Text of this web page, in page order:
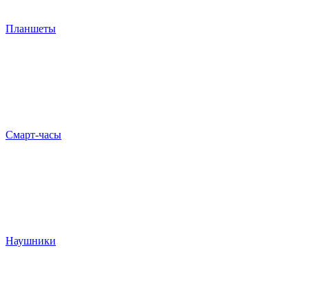
Планшеты
Смарт-часы
Наушники